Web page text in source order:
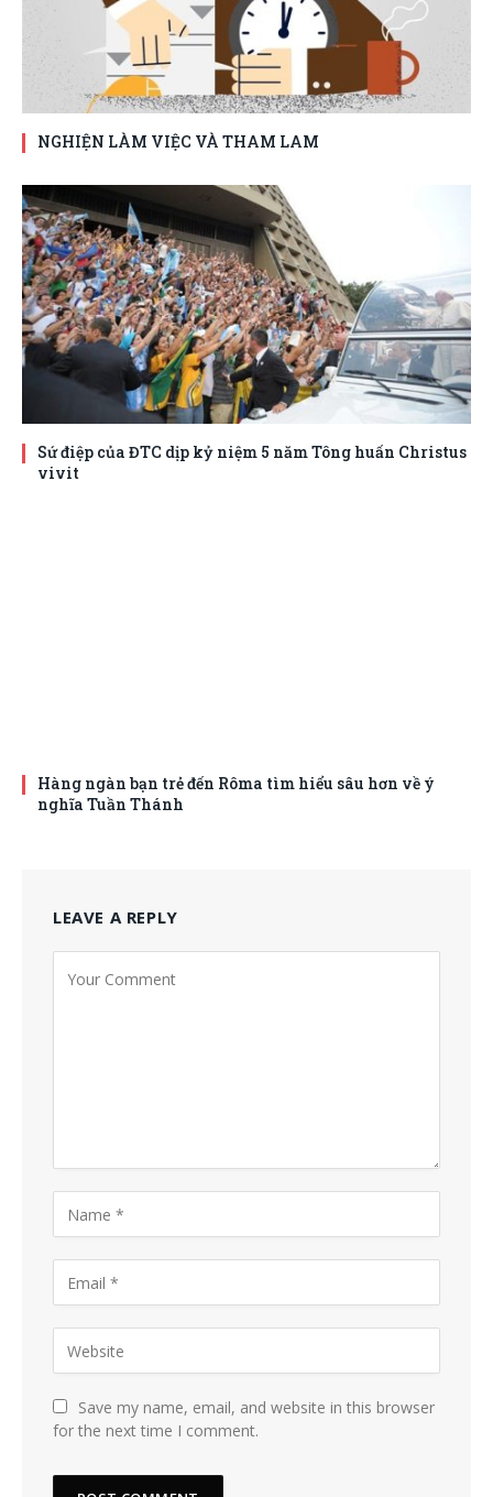
NGHIỆN LÀM VIỆC VÀ THAM LAM
Sứ điệp của ĐTC dịp kỷ niệm 5 năm Tông huấn Christus
vivit
Hàng ngàn bạn trẻ đến Rôma tìm hiểu sâu hơn về ý
nghĩa Tuần Thánh
LEAVE A REPLY
Save my name, email, and website in this browser
for the next time I comment.